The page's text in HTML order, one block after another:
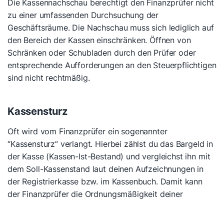
Die Kassennachschau berechtigt den Finanzprüfer nicht
zu einer umfassenden Durchsuchung der
Geschäftsräume. Die Nachschau muss sich lediglich auf
den Bereich der Kassen einschränken. Öffnen von
Schränken oder Schubladen durch den Prüfer oder
entsprechende Aufforderungen an den Steuerpflichtigen
sind nicht rechtmäßig.
Kassensturz
Oft wird vom Finanzprüfer ein sogenannter
“Kassensturz” verlangt. Hierbei zählst du das Bargeld in
der Kasse (Kassen-Ist-Bestand) und vergleichst ihn mit
dem Soll-Kassenstand laut deinen Aufzeichnungen in
der Registrierkasse bzw. im Kassenbuch. Damit kann
der Finanzprüfer die Ordnungsmäßigkeit deiner